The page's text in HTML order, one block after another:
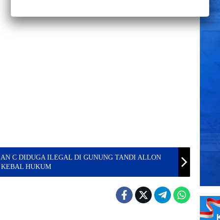
C DIDUGA ILEGAL DI GUNUNG TANDI ALLON
KEBAL HUKUM